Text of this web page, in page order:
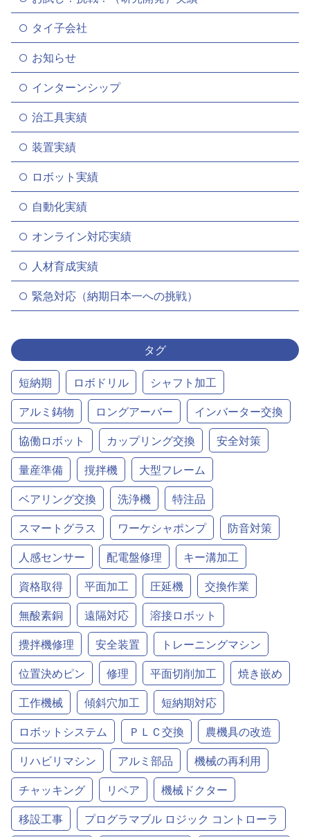
タイ子会社
お知らせ
インターンシップ
治工具実績
装置実績
ロボット実績
自動化実績
オンライン対応実績
人材育成実績
緊急対応（納期日本一への挑戦）
タグ
短納期 ロボドリル
シャフト加工
アルミ鋳物
ロングアーバー
インバーター交換
協働ロボット
カップリング交換
安全対策
量産準備
撹拌機
大型フレーム
ベアリング交換
洗浄機
特注品
スマートグラス
ワーケシャポンプ
防音対策
人感センサー
配電盤修理
キー溝加工
資格取得
平面加工 圧延機
交換作業
無酸素銅
遠隔対応
溶接ロボット
攪拌機修理
安全装置
トレーニングマシン
位置決めピン
修理 平面切削加工
焼き嵌め
工作機械
傾斜穴加工
短納期対応
ロボットシステム
ＰＬＣ交換
農機具の改造
リハビリマシン
アルミ部品
機械の再利用
チャッキング
リペア
機械ドクター
移設工事
プログラマブル ロジック コントローラ